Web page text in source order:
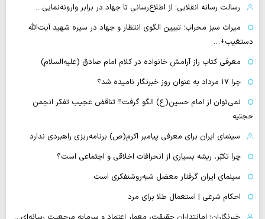
رسالت رسانه انقلابی؛ از اطلاع‌رسانی تا جهاد در برابر وارونه‌نمایی…
میراث سبز محراب؛ تبیین الگوی انتظار و جهاد در سیره شهید آیت‌الله
دستغیب+…
معرفی کتاب راز آرامش خانواده در کلام امام صادق (علیه‌السلام)
چرا 17 مرداد به عنوان روز خبرنگار نامیده شد؟
نمی‌توان از امام حسین(ع) الگو گرفت‼ تناقض عجیب تفکر انجمن
حجتیه
سینمای ایران برای معرفی پیامبر اکرم(ص) برنامه‌ریزی راهبردی ندارد
چرا تکبّر، ریشه بسیاری از انحرافات اخلاقی و اجتماعی است؟
سینمای ایران گرفتار معضل شبه‌روشنفکری است
احکام شرعی | استعمال طلا برای مرد